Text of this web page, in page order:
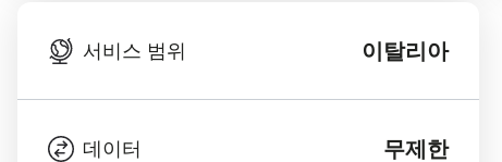
서비스 범위 이탈리아
데이터 무제한